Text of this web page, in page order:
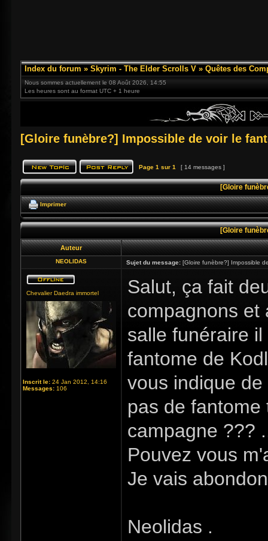
Index du forum » Skyrim - The Elder Scrolls V » Quêtes des
Nous sommes actuellement le 08 Août 2026, 14:55
Les heures sont au format UTC + 1 heure
[Gloire funèbre?] Impossible de voir le
Page 1 sur 1 [ 14 messages ]
[Gloire
Imprimer
[Gloire
Auteur
NEOLIDAS Sujet du message: [Gloire funèbre?] Impossible
Chevalier Daedra immortel
Inscrit le: 24 Jan 2012, 14:16
Messages: 106
Salut, ça fait
compagnons et
salle funéraire
fantome de
vous indique
pas de
campagne ???
Pouvez vous
Je vais
Neolidas .